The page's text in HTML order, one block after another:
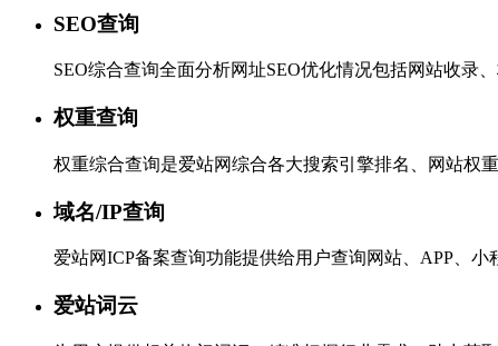
SEO查询
SEO综合查询全面分析网址SEO优化情况包括网站收录
权重查询
权重综合查询是爱站网综合各大搜索引擎排名、网站权
域名/IP查询
爱站网ICP备案查询功能提供给用户查询网站、APP、
爱站词云